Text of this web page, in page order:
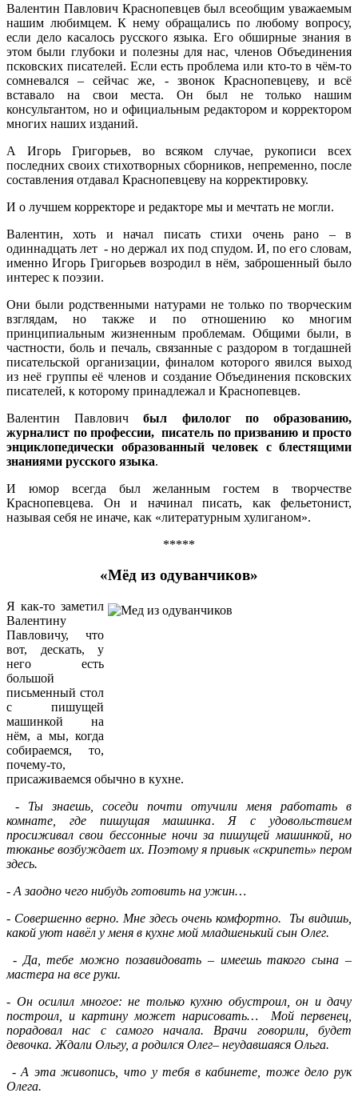
Валентин Павлович Краснопевцев был всеобщим уважаемым
нашим любимцем. К нему обращались по любому вопросу,
если дело касалось русского языка. Его обширные знания в
этом были глубоки и полезны для нас, членов Объединения
псковских писателей. Если есть проблема или кто-то в чём-то
сомневался – сейчас же, - звонок Краснопевцеву, и всё
вставало на свои места. Он был не только нашим
консультантом, но и официальным редактором и корректором
многих наших изданий.
А Игорь Григорьев, во всяком случае, рукописи всех
последних своих стихотворных сборников, непременно, после
составления отдавал Краснопевцеву на корректировку.
И о лучшем корректоре и редакторе мы и мечтать не могли.
Валентин, хоть и начал писать стихи очень рано – в
одиннадцать лет - но держал их под спудом. И, по его словам,
именно Игорь Григорьев возродил в нём, заброшенный было
интерес к поэзии.
Они были родственными натурами не только по творческим
взглядам, но также и по отношению ко многим
принципиальным жизненным проблемам. Общими были, в
частности, боль и печаль, связанные с раздором в тогдашней
писательской организации, финалом которого явился выход
из неё группы её членов и создание Объединения псковских
писателей, к которому принадлежал и Краснопевцев.
Валентин Павловичбыл филолог по образованию,
журналист по профессии, писатель по призванию и просто
энциклопедически образованный человек с блестящими
знаниями русского языка.
И юмор всегда был желанным гостем в творчестве
Краснопевцева. Он и начинал писать, как фельетонист,
называя себя не иначе, как «литературным хулиганом».
*****
«Мёд из одуванчиков»
Я как-то заметил
Валентину
Павловичу, что
вот, дескать, у
него есть
большой
письменный стол
с пишущей
машинкой на
нём, а мы, когда
собираемся, то,
почему-то,
присаживаемся обычно в кухне.
- Ты знаешь, соседи почти отучили меня работать в
комнате, где пишущая машинка. Я с удовольствием
просиживал свои бессонные ночи за пишущей машинкой, но
тюканье возбуждает их. Поэтому я привык «скрипеть» пером
здесь.
- А заодно чего нибудь готовить на ужин…
- Совершенно верно. Мне здесь очень комфортно. Ты видишь,
какой уют навёл у меня в кухне мой младшенький сын Олег.
- Да, тебе можно позавидовать – имеешь такого сына –
мастера на все руки.
- Он осилил многое: не только кухню обустроил, он и дачу
построил, и картину может нарисовать… Мой первенец,
порадовал нас с самого начала. Врачи говорили, будет
девочка. Ждали Ольгу, а родился Олег– неудавшаяся Ольга.
- А эта живопись, что у тебя в кабинете, тоже дело рук
Олега.